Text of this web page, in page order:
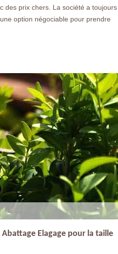
des prix chers. La société a toujours
option négociable pour prendre
Elagage pour la taille